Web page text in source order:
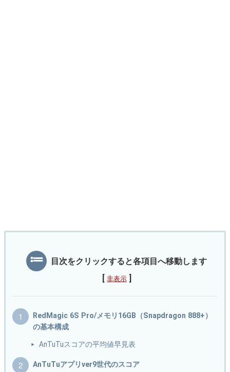
目次をクリックすると各項目へ移動します
非表示
RedMagic 6S Pro/メモリ16GB（Snapdragon 888+）
の基本構成
AnTuTuスコアの平均値早見表
AnTuTuアプリver9世代のスコア